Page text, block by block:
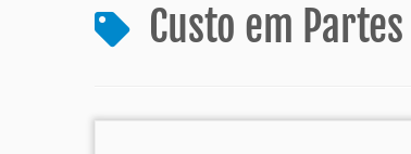
Custo em Partes